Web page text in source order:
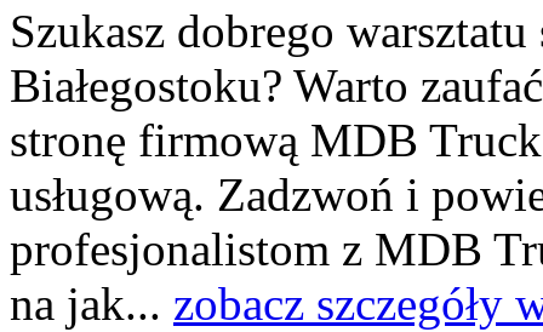
Szukasz dobrego
Białegostoku? Warto
stronę firmową MDB Truck
usługową. Zadzwoń i
profesjonalistom z MDB
na jak... zobacz szczegóły